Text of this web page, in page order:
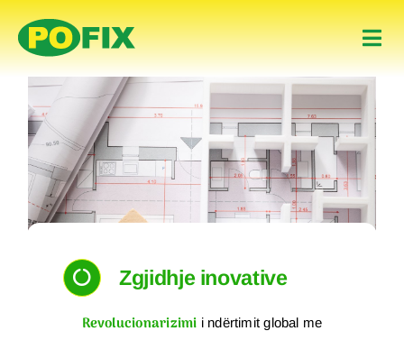
Skip
to
content
Fillimi
Produktet
Për Ne
Kontakt
Albanian
POFIX - Cilësi dhe
bukuri që zgjat,
zgjidhje inovative
Zgjidhje inovative
Revolucionarizimi i ndërtimit global me